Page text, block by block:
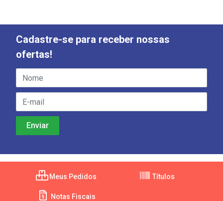
Cadastre-se para receber nossas
ofertas!
Meus Pedidos Títulos
Notas Fiscais